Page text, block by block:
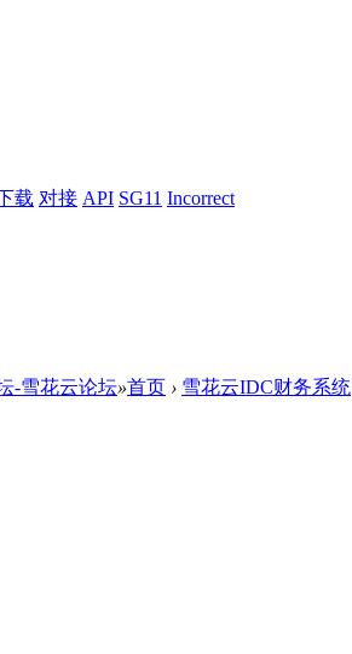
载 对接 API SG11 Incorrect
-雪花云论坛»首页 › 雪花云IDC财务系统